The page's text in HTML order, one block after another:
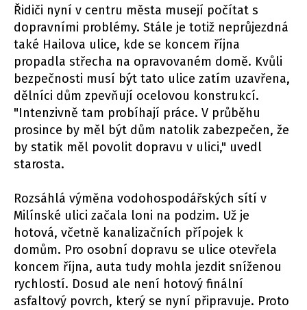
Řidiči nyní v centru města musejí počítat s
dopravními problémy. Stále je totiž neprůjezdná
také Hailova ulice, kde se koncem října
propadla střecha na opravovaném domě. Kvůli
bezpečnosti musí být tato ulice zatím uzavřena,
dělníci dům zpevňují ocelovou konstrukcí.
"Intenzivně tam probíhají práce. V průběhu
prosince by měl být dům natolik zabezpečen, že
by statik měl povolit dopravu v ulici," uvedl
starosta.
Rozsáhlá výměna vodohospodářských sítí v
Milínské ulici začala loni na podzim. Už je
hotová, včetně kanalizačních přípojek k
domům. Pro osobní dopravu se ulice otevřela
koncem října, auta tudy mohla jezdit sníženou
rychlostí. Dosud ale není hotový finální
asfaltový povrch, který se nyní připravuje. Proto